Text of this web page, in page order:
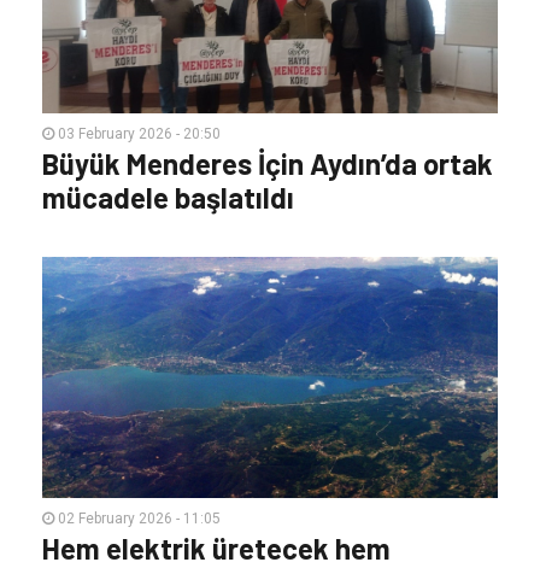
03 February 2026 - 20:50
Büyük Menderes İçin Aydın’da ortak
mücadele başlatıldı
02 February 2026 - 11:05
Hem elektrik üretecek hem